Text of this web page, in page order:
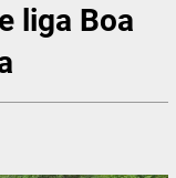
liga Boa